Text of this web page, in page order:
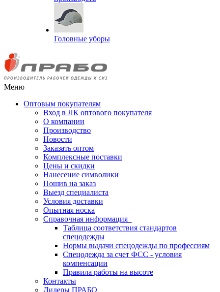
Головные уборы
Меню
Оптовым покупателям
Вход в ЛК оптового покупателя
О компании
Производство
Новости
Заказать оптом
Комплексные поставки
Цены и скидки
Нанесение символики
Пошив на заказ
Выезд специалиста
Условия доставки
Опытная носка
Справочная информация
Таблица соответствия стандартов
спецодежды
Нормы выдачи спецодежды по профессиям
Спецодежда за счет ФСС - условия
компенсации
Правила работы на высоте
Контакты
Дилеры ПРАБО